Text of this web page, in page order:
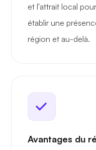
et l'attrait local
établir une
région et au-delà.
Avantages du